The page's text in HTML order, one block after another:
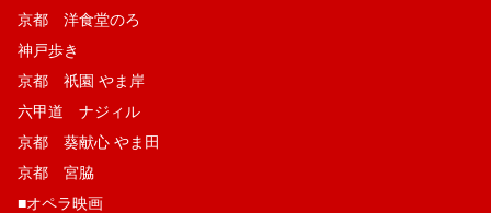
京都 洋食堂のろ
神戸歩き
京都 祇園 やま岸
六甲道 ナジィル
京都 葵献心 やま田
京都 宮脇
■オペラ映画